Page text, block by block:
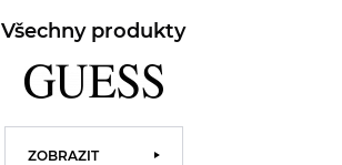
Všechny produkty
ZOBRAZIT